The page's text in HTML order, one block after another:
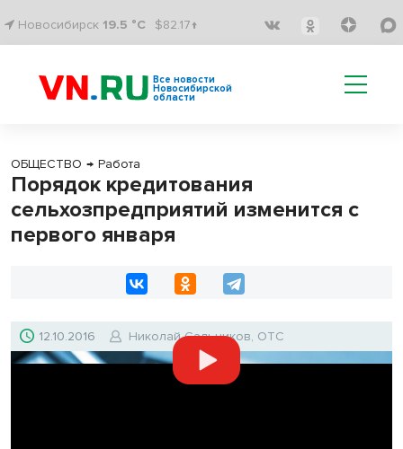
Новосибирск 19.5 °C $82.17↑
Все новости
Новосибирской
области
ОБЩЕСТВО → Работа
Порядок кредитования
сельхозпредприятий изменится с
первого января
12.10.2016 Николай Сальников, ОТС